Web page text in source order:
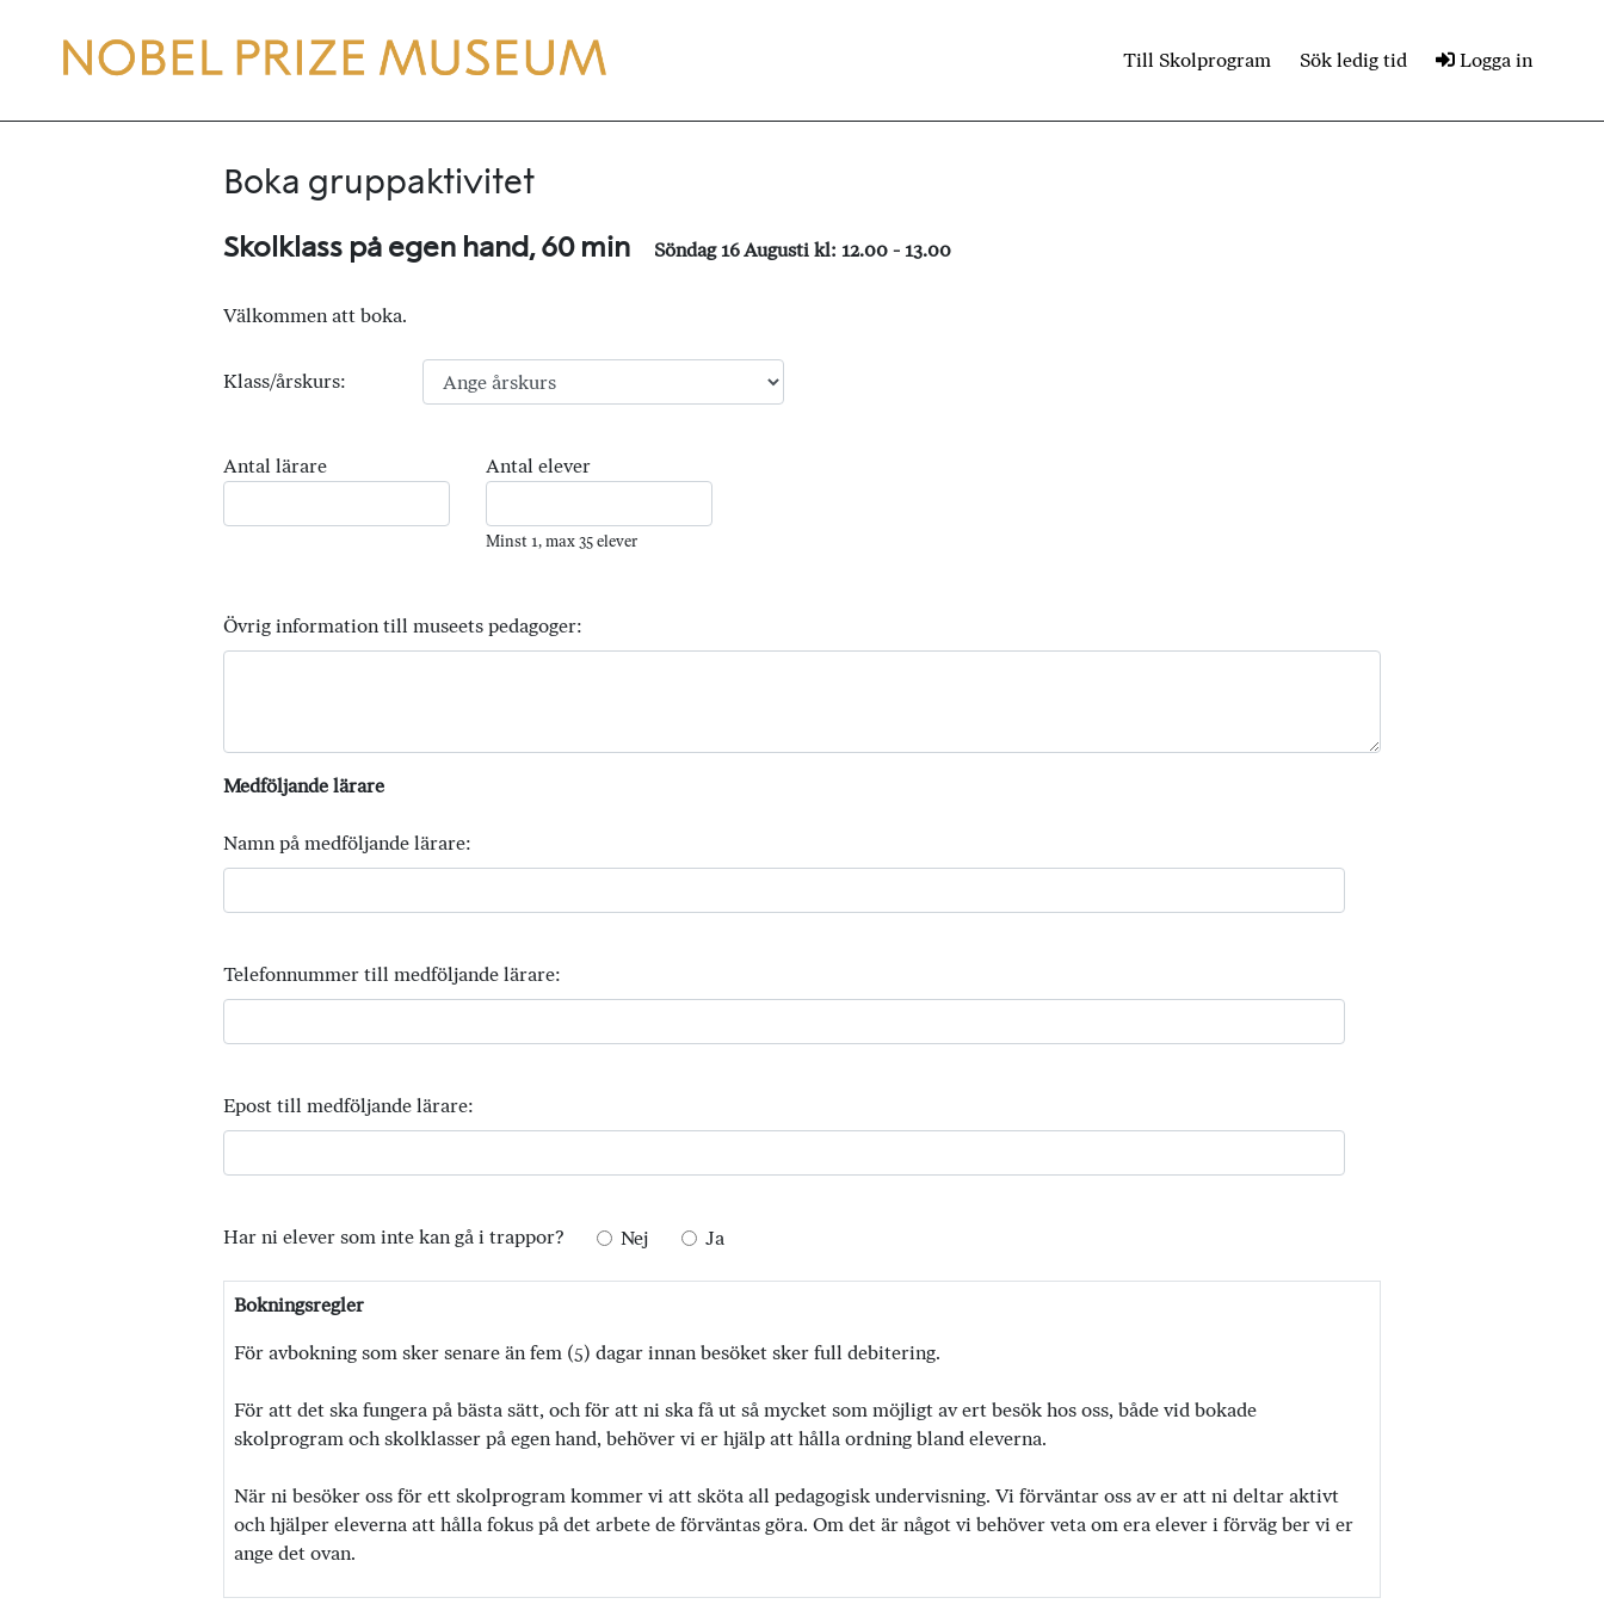
Till Skolprogram Sök ledig tid Logga in
Boka gruppaktivitet
Skolklass på egen hand, 60 min Söndag 16 Augusti kl: 12.00 - 13.00
Välkommen att boka.
Klass/årskurs:
Antal lärare Antal elever
Minst 1, max 35 elever
Övrig information till museets pedagoger:
Medföljande lärare
Namn på medföljande lärare:
Telefonnummer till medföljande lärare:
Epost till medföljande lärare:
Har ni elever som inte kan gå i trappor? Nej Ja
Bokningsregler
För avbokning som sker senare än fem (5) dagar innan besöket sker full debitering.
För att det ska fungera på bästa sätt, och för att ni ska få ut så mycket som möjligt av ert besök hos oss, både vid bokade
skolprogram och skolklasser på egen hand, behöver vi er hjälp att hålla ordning bland eleverna.
När ni besöker oss för ett skolprogram kommer vi att sköta all pedagogisk undervisning. Vi förväntar oss av er att ni deltar aktivt
och hjälper eleverna att hålla fokus på det arbete de förväntas göra. Om det är något vi behöver veta om era elever i förväg ber vi er
ange det ovan.